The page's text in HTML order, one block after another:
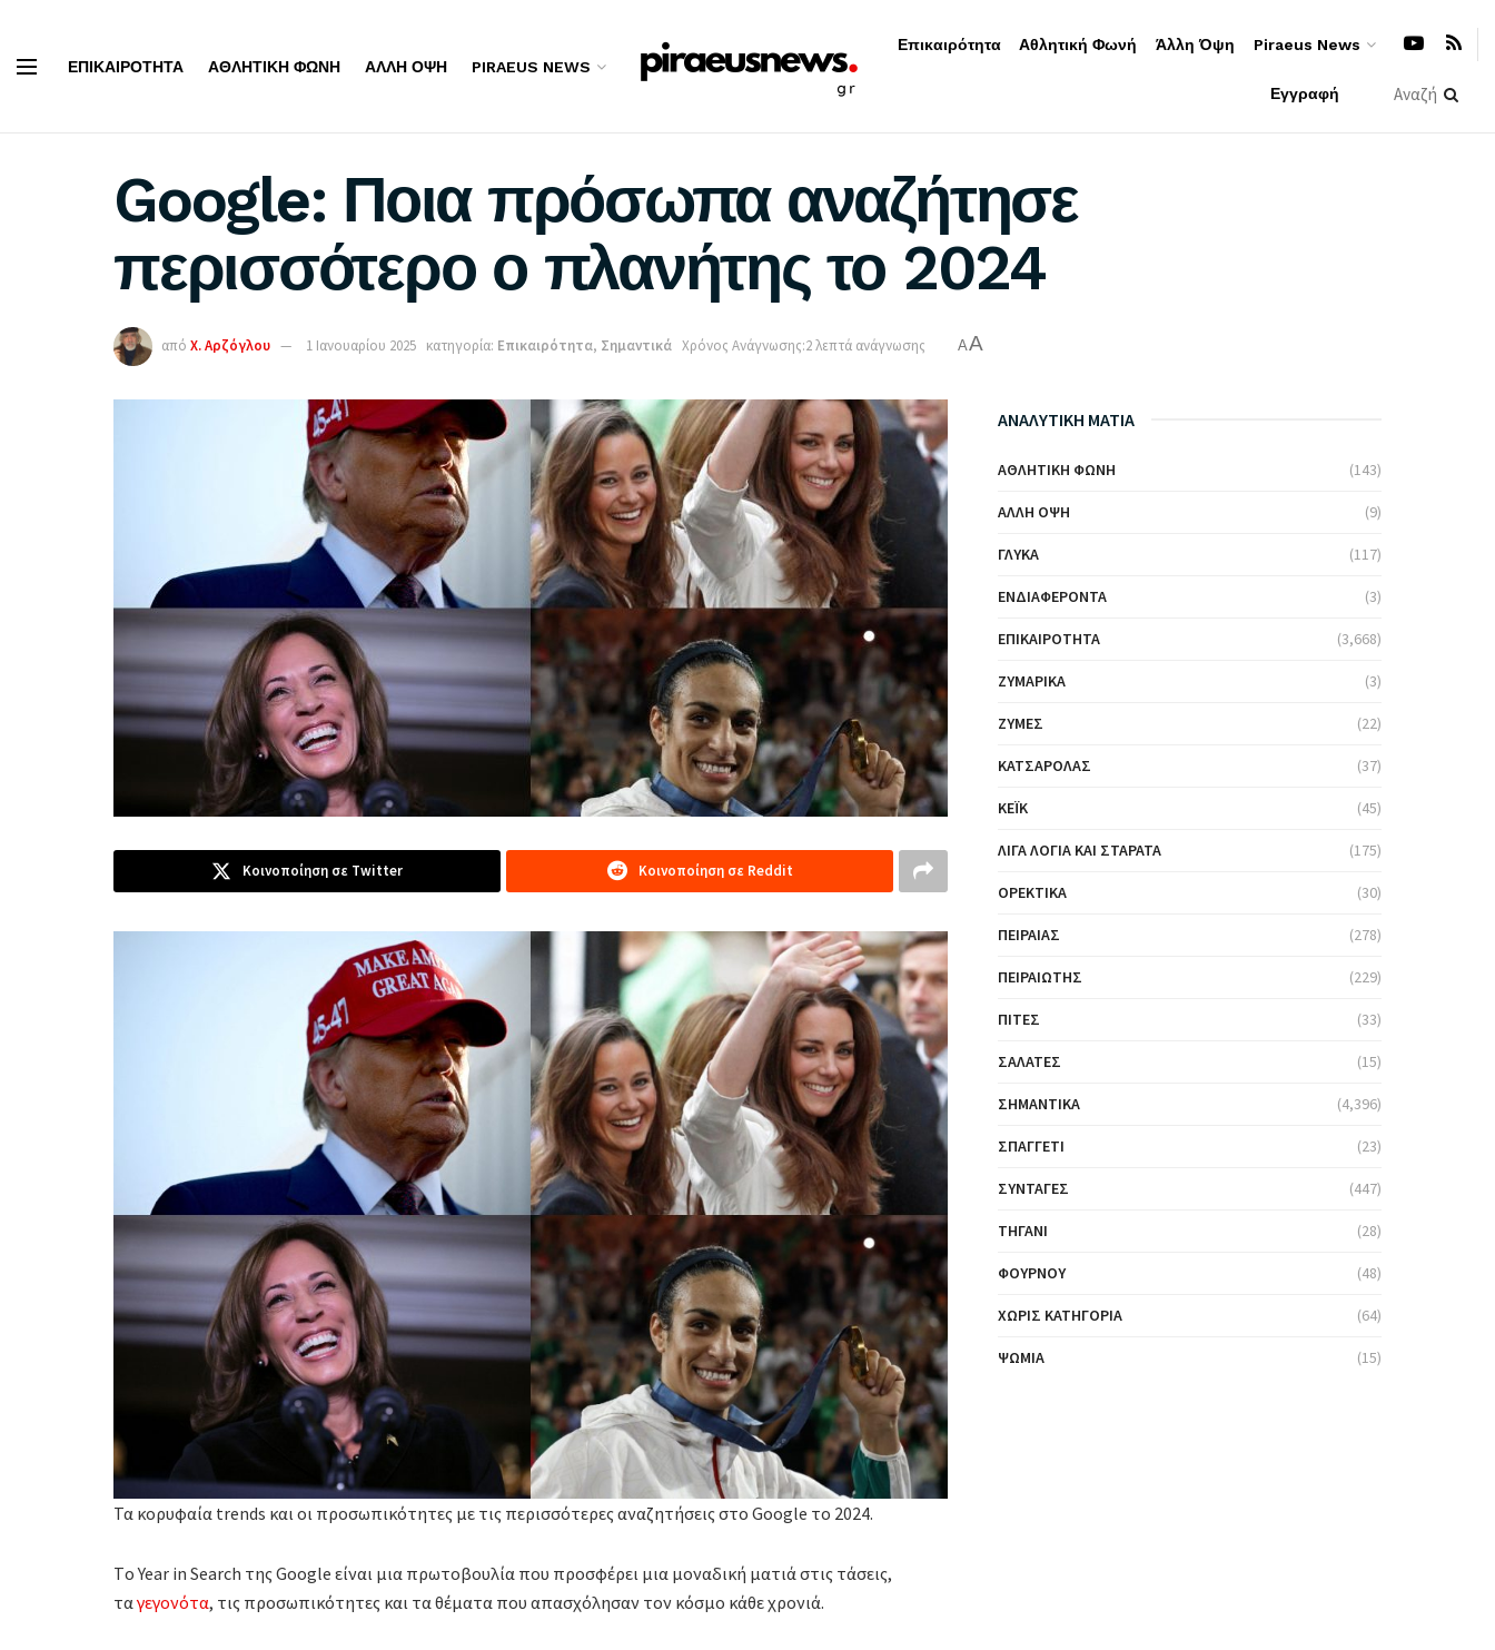
ΕΠΙΚΑΙΡΌΤΗΤΑ ΑΘΛΗΤΙΚΉ ΦΩΝΉ ΆΛΛΗ ΌΨΗ PIRAEUS NEWS
Επικαιρότητα Αθλητική Φωνή Άλλη Όψη Piraeus News
Εγγραφή
Google: Ποια πρόσωπα αναζήτησε
περισσότερο ο πλανήτης το 2024
από Χ. Αρζόγλου 1 Ιανουαρίου 2025 κατηγορία: Επικαιρότητα, Σημαντικά Χρόνος Ανάγνωσης:2 λεπτά ανάγνωσης AA
Κοινοποίηση σε Twitter Κοινοποίηση σε Reddit
Τα κορυφαία trends και οι προσωπικότητες με τις περισσότερες αναζητήσεις στο Google το 2024.
Tο Year in Search της Google είναι μια πρωτοβουλία που προσφέρει μια μοναδική ματιά στις τάσεις,
ταγεγονότα, τις προσωπικότητες και τα θέματα που απασχόλησαν τον κόσμο κάθε χρονιά.
ΑΝΑΛΥΤΙΚΗ ΜΑΤΙΑ
ΑΘΛΗΤΙΚΉ ΦΩΝΉ (143)
ΆΛΛΗ ΌΨΗ (9)
ΓΛΥΚΆ (117)
ΕΝΔΙΑΦΈΡΟΝΤΑ (3)
ΕΠΙΚΑΙΡΌΤΗΤΑ (3,668)
ΖΥΜΑΡΙΚΆ (3)
ΖΎΜΕΣ (22)
ΚΑΤΣΑΡΌΛΑΣ (37)
ΚΈΙΚ (45)
ΛΊΓΑ ΛΌΓΙΑ ΚΑΙ ΣΤΑΡΆΤΑ (175)
ΟΡΕΚΤΙΚΆ (30)
ΠΕΙΡΑΙΆΣ (278)
ΠΕΙΡΑΙΏΤΗΣ (229)
ΠΊΤΕΣ (33)
ΣΑΛΆΤΕΣ (15)
ΣΗΜΑΝΤΙΚΆ (4,396)
ΣΠΑΓΓΈΤΙ (23)
ΣΥΝΤΑΓΈΣ (447)
ΤΗΓΆΝΙ (28)
ΦΟΎΡΝΟΥ (48)
ΧΩΡΊΣ ΚΑΤΗΓΟΡΊΑ (64)
ΨΩΜΙΆ (15)